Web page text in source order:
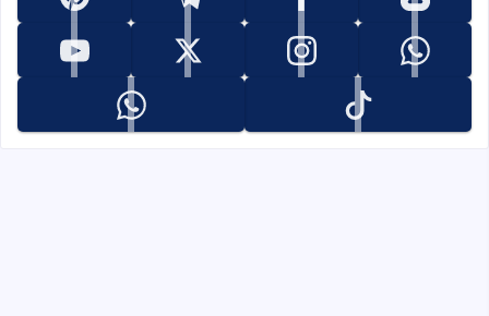
تابعنا على blogger تابعنا على facebook تابعنا على telegram تابعنا على pinterest
تابعنا على whatsapp تابعنا على instagram تابعنا على x تابعنا على youtube
تابعنا على tiktok تابعنا على whatsapp